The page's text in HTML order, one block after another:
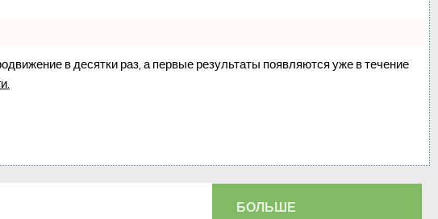
в десятки раз, а первые результаты появляются уже в течение
БОЛЬШЕ